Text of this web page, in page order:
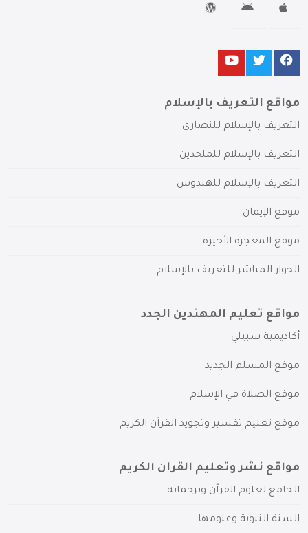
مواقع التعريف بالإسلام
التعريف بالإسلام للنصارى
التعريف بالإسلام للملحدين
التعريف بالإسلام للهندوس
موقع الإيمان
موقع المعجزة الأخيرة
الحوار المباشر للتعريف بالإسلام
مواقع تعليم المهتدين الجدد
أكاديمية سبيلي
موقع المسلم الجديد
موقع الصلاة في الإسلام
موقع تعليم تفسير وتجويد القرآن الكريم
مواقع نشر وتعليم القرآن الكريم
الجامع لعلوم القرآن وترجماته
السنة النبوية وعلومها